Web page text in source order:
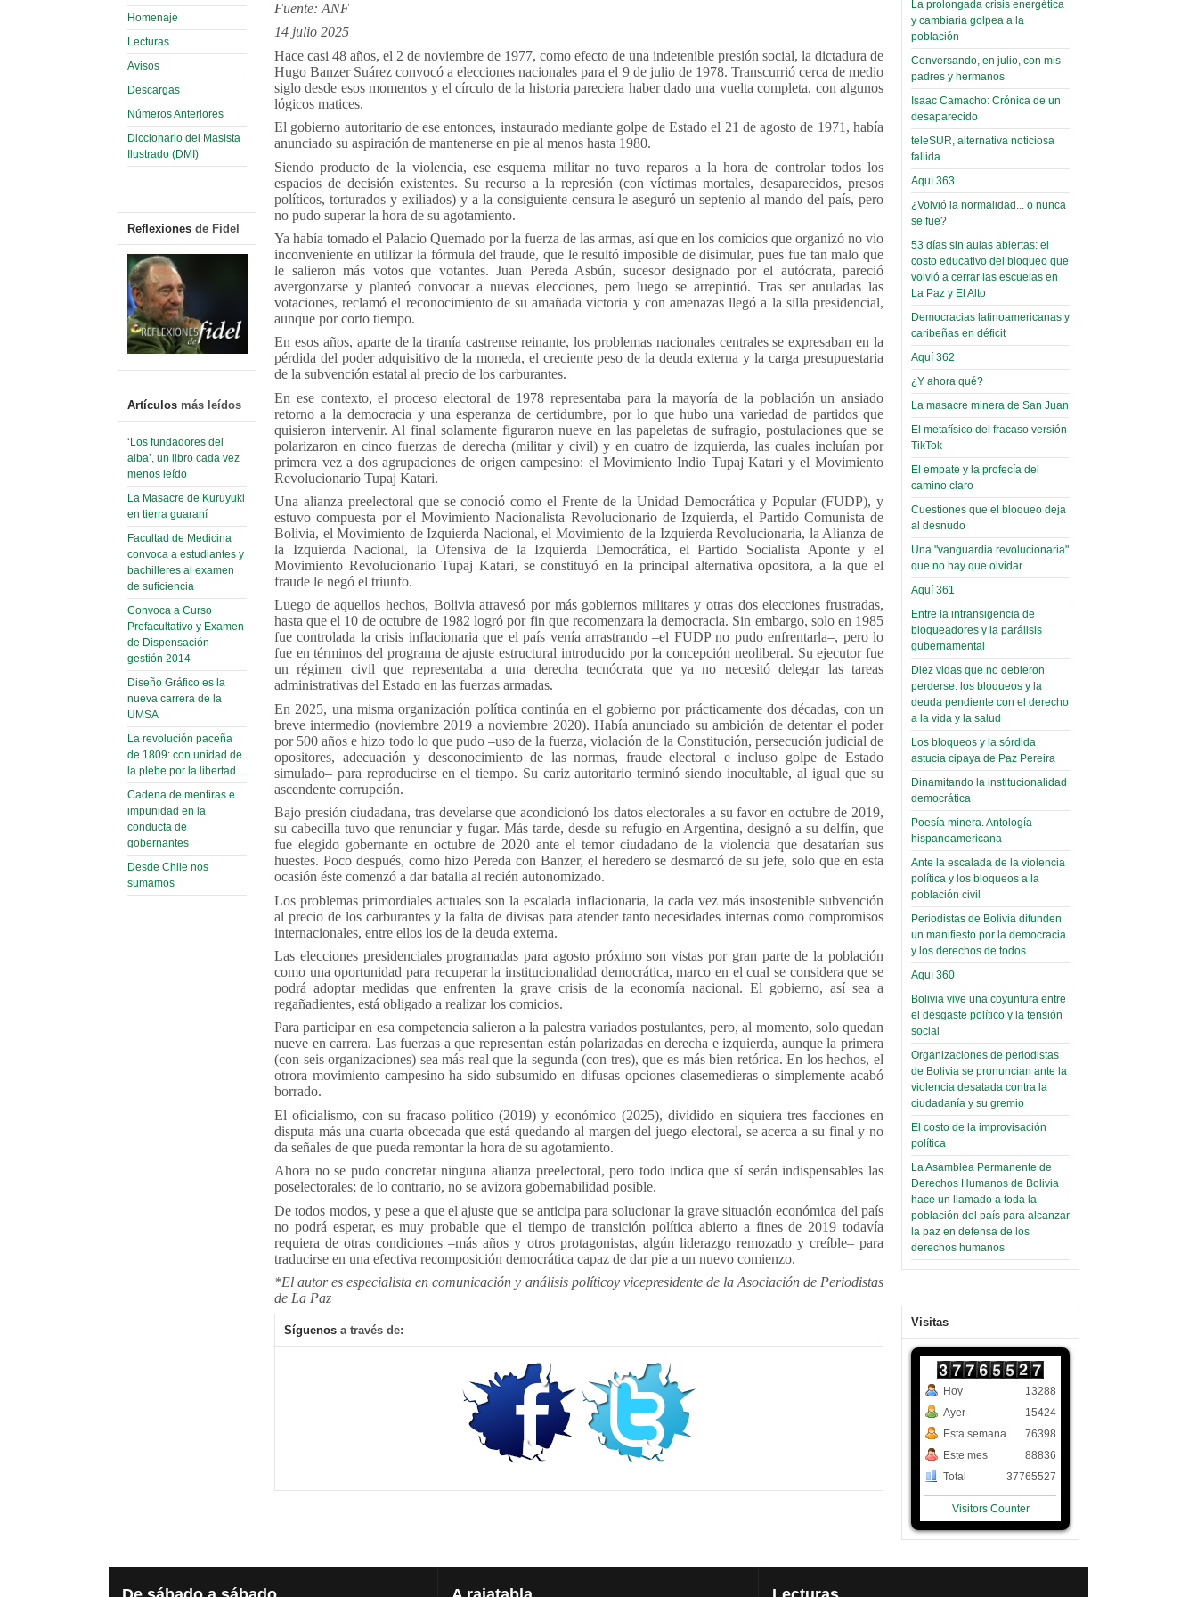
Homenaje
Lecturas
Avisos
Descargas
Números Anteriores
Diccionario del Masista
Ilustrado (DMI)
Reflexiones de Fidel
Artículos más leídos
‘Los fundadores del
alba’, un libro cada vez
menos leído
La Masacre de Kuruyuki
en tierra guaraní
Facultad de Medicina
convoca a estudiantes y
bachilleres al examen
de suficiencia
Convoca a Curso
Prefacultativo y Examen
de Dispensación
gestión 2014
Diseño Gráfico es la
nueva carrera de la
UMSA
La revolución paceña
de 1809: con unidad de
la plebe por la libertad…
Cadena de mentiras e
impunidad en la
conducta de
gobernantes
Desde Chile nos
sumamos
Fuente: ANF
14 julio 2025
Hace casi 48 años, el 2 de noviembre de 1977, como efecto de una indetenible presión social, la dictadura de
Hugo Banzer Suárez convocó a elecciones nacionales para el 9 de julio de 1978. Transcurrió cerca de medio
siglo desde esos momentos y el círculo de la historia pareciera haber dado una vuelta completa, con algunos
lógicos matices.
El gobierno autoritario de ese entonces, instaurado mediante golpe de Estado el 21 de agosto de 1971, había
anunciado su aspiración de mantenerse en pie al menos hasta 1980.
Siendo producto de la violencia, ese esquema militar no tuvo reparos a la hora de controlar todos los
espacios de decisión existentes. Su recurso a la represión (con víctimas mortales, desaparecidos, presos
políticos, torturados y exiliados) y a la consiguiente censura le aseguró un septenio al mando del país, pero
no pudo superar la hora de su agotamiento.
Ya había tomado el Palacio Quemado por la fuerza de las armas, así que en los comicios que organizó no vio
inconveniente en utilizar la fórmula del fraude, que le resultó imposible de disimular, pues fue tan malo que
le salieron más votos que votantes. Juan Pereda Asbún, sucesor designado por el autócrata, pareció
avergonzarse y planteó convocar a nuevas elecciones, pero luego se arrepintió. Tras ser anuladas las
votaciones, reclamó el reconocimiento de su amañada victoria y con amenazas llegó a la silla presidencial,
aunque por corto tiempo.
En esos años, aparte de la tiranía castrense reinante, los problemas nacionales centrales se expresaban en la
pérdida del poder adquisitivo de la moneda, el creciente peso de la deuda externa y la carga presupuestaria
de la subvención estatal al precio de los carburantes.
En ese contexto, el proceso electoral de 1978 representaba para la mayoría de la población un ansiado
retorno a la democracia y una esperanza de certidumbre, por lo que hubo una variedad de partidos que
quisieron intervenir. Al final solamente figuraron nueve en las papeletas de sufragio, postulaciones que se
polarizaron en cinco fuerzas de derecha (militar y civil) y en cuatro de izquierda, las cuales incluían por
primera vez a dos agrupaciones de origen campesino: el Movimiento Indio Tupaj Katari y el Movimiento
Revolucionario Tupaj Katari.
Una alianza preelectoral que se conoció como el Frente de la Unidad Democrática y Popular (FUDP), y
estuvo compuesta por el Movimiento Nacionalista Revolucionario de Izquierda, el Partido Comunista de
Bolivia, el Movimiento de Izquierda Nacional, el Movimiento de la Izquierda Revolucionaria, la Alianza de
la Izquierda Nacional, la Ofensiva de la Izquierda Democrática, el Partido Socialista Aponte y el
Movimiento Revolucionario Tupaj Katari, se constituyó en la principal alternativa opositora, a la que el
fraude le negó el triunfo.
Luego de aquellos hechos, Bolivia atravesó por más gobiernos militares y otras dos elecciones frustradas,
hasta que el 10 de octubre de 1982 logró por fin que recomenzara la democracia. Sin embargo, solo en 1985
fue controlada la crisis inflacionaria que el país venía arrastrando –el FUDP no pudo enfrentarla–, pero lo
fue en términos del programa de ajuste estructural introducido por la concepción neoliberal. Su ejecutor fue
un régimen civil que representaba a una derecha tecnócrata que ya no necesitó delegar las tareas
administrativas del Estado en las fuerzas armadas.
En 2025, una misma organización política continúa en el gobierno por prácticamente dos décadas, con un
breve intermedio (noviembre 2019 a noviembre 2020). Había anunciado su ambición de detentar el poder
por 500 años e hizo todo lo que pudo –uso de la fuerza, violación de la Constitución, persecución judicial de
opositores, adecuación y desconocimiento de las normas, fraude electoral e incluso golpe de Estado
simulado– para reproducirse en el tiempo. Su cariz autoritario terminó siendo inocultable, al igual que su
ascendente corrupción.
Bajo presión ciudadana, tras develarse que acondicionó los datos electorales a su favor en octubre de 2019,
su cabecilla tuvo que renunciar y fugar. Más tarde, desde su refugio en Argentina, designó a su delfín, que
fue elegido gobernante en octubre de 2020 ante el temor ciudadano de la violencia que desatarían sus
huestes. Poco después, como hizo Pereda con Banzer, el heredero se desmarcó de su jefe, solo que en esta
ocasión éste comenzó a dar batalla al recién autonomizado.
Los problemas primordiales actuales son la escalada inflacionaria, la cada vez más insostenible subvención
al precio de los carburantes y la falta de divisas para atender tanto necesidades internas como compromisos
internacionales, entre ellos los de la deuda externa.
Las elecciones presidenciales programadas para agosto próximo son vistas por gran parte de la población
como una oportunidad para recuperar la institucionalidad democrática, marco en el cual se considera que se
podrá adoptar medidas que enfrenten la grave crisis de la economía nacional. El gobierno, así sea a
regañadientes, está obligado a realizar los comicios.
Para participar en esa competencia salieron a la palestra variados postulantes, pero, al momento, solo quedan
nueve en carrera. Las fuerzas a que representan están polarizadas en derecha e izquierda, aunque la primera
(con seis organizaciones) sea más real que la segunda (con tres), que es más bien retórica. En los hechos, el
otrora movimiento campesino ha sido subsumido en difusas opciones clasemedieras o simplemente acabó
borrado.
El oficialismo, con su fracaso político (2019) y económico (2025), dividido en siquiera tres facciones en
disputa más una cuarta obcecada que está quedando al margen del juego electoral, se acerca a su final y no
da señales de que pueda remontar la hora de su agotamiento.
Ahora no se pudo concretar ninguna alianza preelectoral, pero todo indica que sí serán indispensables las
poselectorales; de lo contrario, no se avizora gobernabilidad posible.
De todos modos, y pese a que el ajuste que se anticipa para solucionar la grave situación económica del país
no podrá esperar, es muy probable que el tiempo de transición política abierto a fines de 2019 todavía
requiera de otras condiciones –más años y otros protagonistas, algún liderazgo remozado y creíble– para
traducirse en una efectiva recomposición democrática capaz de dar pie a un nuevo comienzo.
*El autor es especialista en comunicación y análisis políticoy vicepresidente de la Asociación de Periodistas
de La Paz
Síguenos a través de:
Leer Más...
Trabajo Social de la UMSA
volverá a las urnas para elegir a
su directora
Sábado, 14 Octubre 2023
Leer Más...
Candidatos del MAS se
presentarán en la UMSA
Jueves, 14 Septiembre 2023
Leer Más...
Carrera de Geografía realiza
Segundo Congreso Nacional
Viernes, 14 Octubre 2022
Leer Más...
Docentes y estudiantes de
Trabajo Social de la UMSA
elegirán directora
Viernes, 14 Octubre 2022
Leer Más...
“Tuna Femenina San Andrés”
toca y canta con coraje
Miércoles, 14 Septiembre 2022
Leer Más...
Posesionan a dirigentes de
Asociación de Docentes
Domingo, 14 Agosto 2022
Leer Más...
Read more...
Infierno Covid
parte VI:
Gabinete de
Áñez se atribuye
construcción de
hospitales
prefabricados en
la que no tuvo
participación;
más de 24 horas
después rectifica
parcialmente
El Infamatorio
Miércoles, 09 Diciembre 2020
Read more...
Interpretación
de un álbum de
narco-fotos
(Miscelánea
Palaciega 8)
El Infamatorio
Miércoles, 19 Junio 2019
Read more...
Cosmética
descolonizadora
(Miscelánea
palaciega 7)
El Infamatorio
Lunes, 27 Mayo 2019
Read more...
Creacionismo,
filtraciones e
inicio de la
campaña del
MAS
(Miscelánea
palaciega 6)
El Infamatorio
Domingo, 12 Mayo 2019
Read more...
La prolongada crisis energética
y cambiaria golpea a la
población
Conversando, en julio, con mis
padres y hermanos
Isaac Camacho: Crónica de un
desaparecido
teleSUR, alternativa noticiosa
fallida
Aquí 363
¿Volvió la normalidad... o nunca
se fue?
53 días sin aulas abiertas: el
costo educativo del bloqueo que
volvió a cerrar las escuelas en
La Paz y El Alto
Democracias latinoamericanas y
caribeñas en déficit
Aquí 362
¿Y ahora qué?
La masacre minera de San Juan
El metafísico del fracaso versión
TikTok
El empate y la profecía del
camino claro
Cuestiones que el bloqueo deja
al desnudo
Una "vanguardia revolucionaria"
que no hay que olvidar
Aquí 361
Entre la intransigencia de
bloqueadores y la parálisis
gubernamental
Diez vidas que no debieron
perderse: los bloqueos y la
deuda pendiente con el derecho
a la vida y la salud
Los bloqueos y la sórdida
astucia cipaya de Paz Pereira
Dinamitando la institucionalidad
democrática
Poesía minera. Antología
hispanoamericana
Ante la escalada de la violencia
política y los bloqueos a la
población civil
Periodistas de Bolivia difunden
un manifiesto por la democracia
y los derechos de todos
Aquí 360
Bolivia vive una coyuntura entre
el desgaste político y la tensión
social
Organizaciones de periodistas
de Bolivia se pronuncian ante la
violencia desatada contra la
ciudadanía y su gremio
El costo de la improvisación
política
La Asamblea Permanente de
Derechos Humanos de Bolivia
hace un llamado a toda la
población del país para alcanzar
la paz en defensa de los
derechos humanos
Visitas
Hoy
Ayer
Esta semana
Este mes
Total
13288
15424
76398
88836
37765527
Visitors Counter